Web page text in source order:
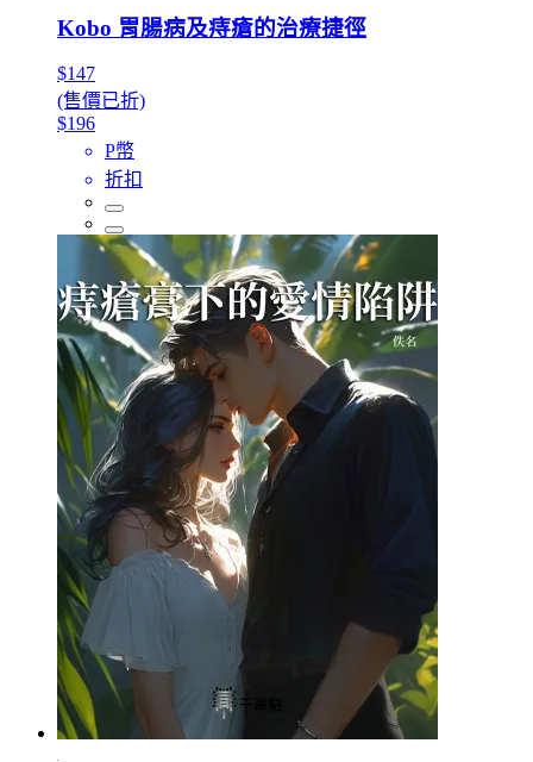
Kobo 胃腸病及痔瘡的治療捷徑
$147
(售價已折)
$196
P幣
折扣